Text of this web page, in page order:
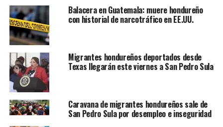
Balacera en Guatemala: muere hondureño
con historial de narcotráfico en EE.UU.
Migrantes hondureños deportados desde
Texas llegarán este viernes a San Pedro Sula
Caravana de migrantes hondureños sale de
San Pedro Sula por desempleo e inseguridad